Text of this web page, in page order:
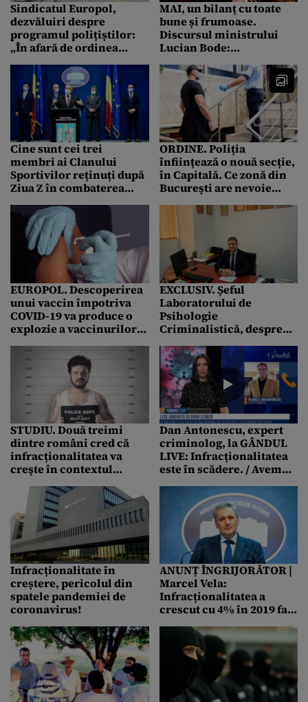
Sindicatul Europol,
dezvăluiri despre
programul polițiștilor:
„În afară de ordinea
structurile poliției
judiciare nu sunt
planificați deloc în
serviciu după ora 16:00
sau în zilele de weekend”
MAI, un bilanț cu toate
bune și frumoase.
Discursul ministrului
Lucian Bode:
în scădere cu 12%, fiind
cea mai mică valoare din
ultimii 11 ani”
Cine sunt cei trei
membri ai Clanului
Sportivilor reținuți după
Ziua Z în combaterea
locuințele lor au fost
ridicate mai multe arme
(SURSE)
ORDINE. Poliția
înființează o nouă secție,
în Capitală. Ce zonă din
București are nevoie
supravegherea
polițiștilor
EUROPOL. Descoperirea
unui vaccin împotriva
COVID-19 va produce o
explozie a vaccinurilor
EXCLUSIV. Șeful
Laboratorului de
Psihologie
Criminalistică, despre
pandemia mințile
infractorilor: „Ei
așteaptă să li se întâmple
ceva bun!”
STUDIU. Două treimi
dintre români cred că
infracționalitatea va
creşte în contextul
Procent îngrijorător de
mic atunci când vine
vorba de încrederea în
Guvern
Dan Antonescu, expert
criminolog, la GÂNDUL
LIVE: Infracționalitatea
este în scădere. / Avem
specială, în care
măsurile sunt speciale și
trebuie aplicate
Infracționalitate în
creștere, pericolul din
spatele pandemiei de
coronavirus!
ANUNȚ ÎNGRIJORĂTOR |
Marcel Vela:
Infracționalitatea a
crescut cu 4% în 2019 față